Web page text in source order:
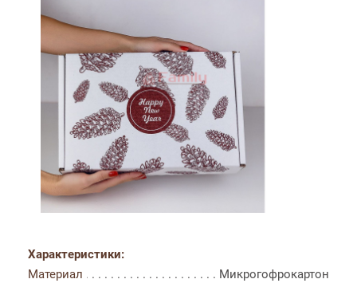
Характеристики:
Материал
Микрогофрокартон